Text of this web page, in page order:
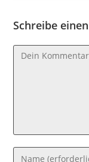
Schreibe
Kommentar
Gib